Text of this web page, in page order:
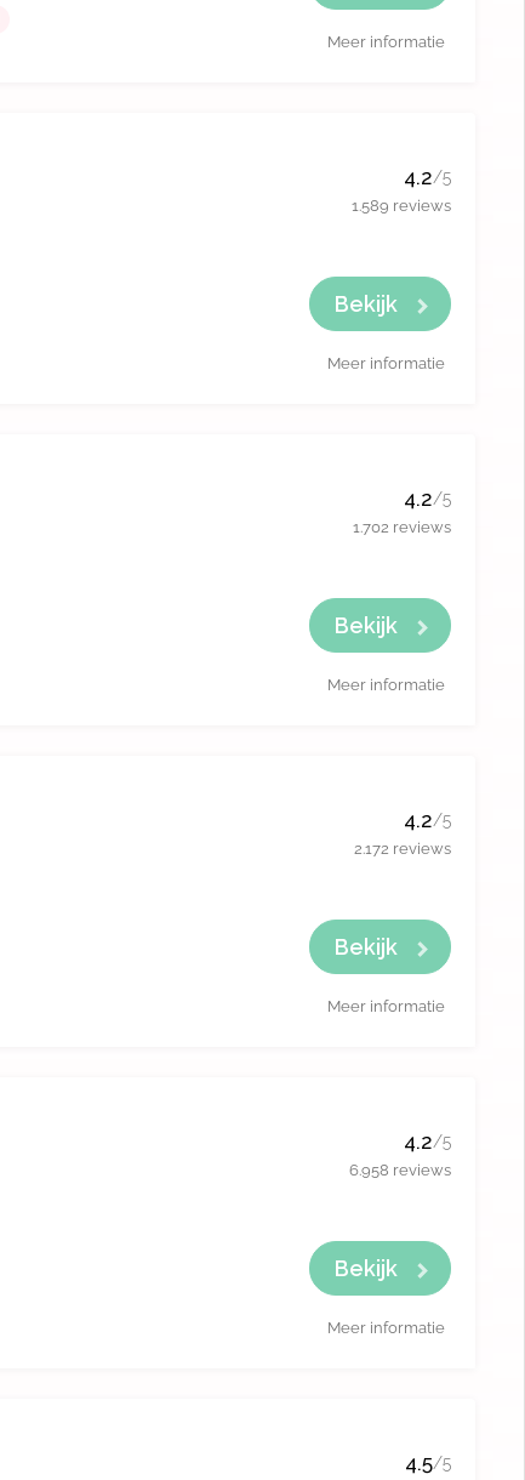
Meer informatie
4.2/5
1.589 reviews
Bekijk
Meer informatie
4.2/5
1.702 reviews
Bekijk
Meer informatie
4.2/5
2.172 reviews
Bekijk
Meer informatie
4.2/5
6.958 reviews
Bekijk
Meer informatie
4.5/5